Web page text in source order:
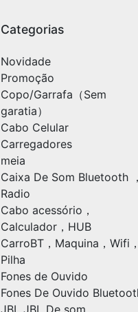
Categorias
Novidade
Promoção
Copo/Garrafa（Sem
garatia）
Cabo Celular
Carregadores
meia
Caixa De Som Bluetooth ，
Radio
Cabo acessório，
Calculador，HUB
CarroBT，Maquina，Wifi，
Pilha
Fones de Ouvido
Fones De Ouvido
JBL JBL De som